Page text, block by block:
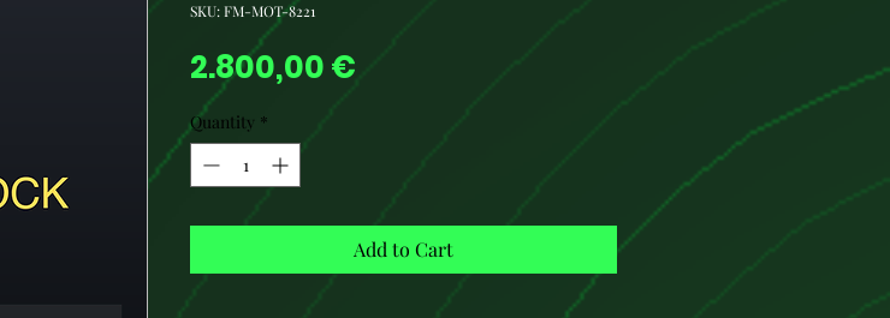
SKU: FM-MOT-8221
2.800,00 €
Quantity *
Add to Cart